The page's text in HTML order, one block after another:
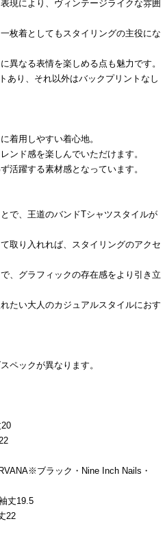
現により、ヴィンテージライクな雰囲
枚着としてもスタイリングの主役にな
異なる表情を楽しめる点も魅力です。
あり、それ以外はバックプリントなし
着用しやすい着心地。
ンド感を楽しんでいただけます。
活躍する素材感となっています。
で、王道のバンドTシャツスタイルが
取り入れれば、スタイリングのアクセ
、グラフィックの存在感をより引き立
たい大人のカジュアルスタイルにおす
ペックが異なります。
ブラック・Nine Inch Nails・
丈19.5
22